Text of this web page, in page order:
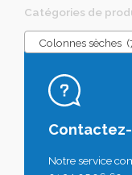
Catégories de
Colonnes sèches
Notre service